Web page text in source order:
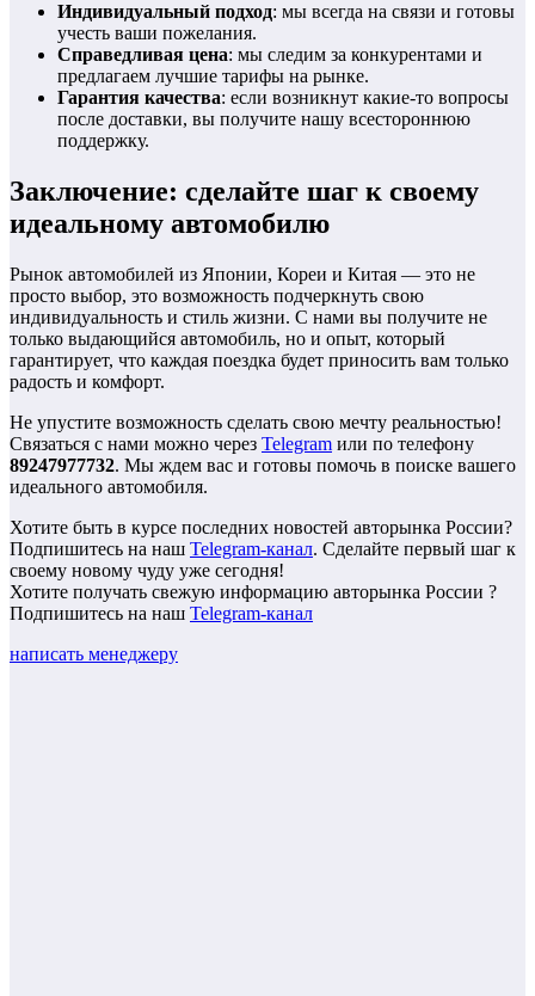
Индивидуальный подход: мы всегда на связи и готовы
учесть ваши пожелания.
Справедливая цена: мы следим за конкурентами и
предлагаем лучшие тарифы на рынке.
Гарантия качества: если возникнут какие-то вопросы
после доставки, вы получите нашу всестороннюю
поддержку.
Заключение: сделайте шаг к своему
идеальному автомобилю
Рынок автомобилей из Японии, Кореи и Китая — это не
просто выбор, это возможность подчеркнуть свою
индивидуальность и стиль жизни. С нами вы получите не
только выдающийся автомобиль, но и опыт, который
гарантирует, что каждая поездка будет приносить вам только
радость и комфорт.
Не упустите возможность сделать свою мечту реальностью!
Связаться с нами можно через Telegram или по телефону
89247977732. Мы ждем вас и готовы помочь в поиске вашего
идеального автомобиля.
Хотите быть в курсе последних новостей авторынка России?
Подпишитесь на наш Telegram-канал. Сделайте первый шаг к
своему новому чуду уже сегодня!
Хотите получать свежую информацию авторынка России ?
Подпишитесь на наш Telegram-канал
написать менеджеру